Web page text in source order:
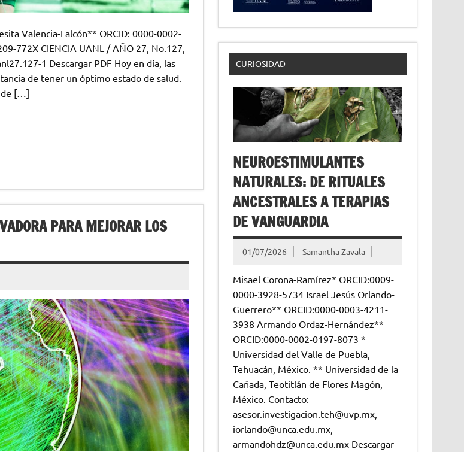
Valencia-Falcón** ORCID: 0000-0002-
772X CIENCIA UANL / AÑO 27, No.127,
1 Descargar PDF Hoy en día, las
de tener un óptimo estado de salud.
de […]
PARA MEJORAR LOS
CURIOSIDAD
NEUROESTIMULANTES
NATURALES: DE RITUALES
ANCESTRALES A TERAPIAS
DE VANGUARDIA
01/07/2026 Samantha Zavala
Misael Corona-Ramírez* ORCID:0009-
0000-3928-5734 Israel Jesús Orlando-
Guerrero** ORCID:0000-0003-4211-
3938 Armando Ordaz-Hernández**
ORCID:0000-0002-0197-8073 *
Universidad del Valle de Puebla,
Tehuacán, México. ** Universidad de la
Cañada, Teotitlán de Flores Magón,
México. Contacto:
asesor.investigacion.teh@uvp.mx,
iorlando@unca.edu.mx,
armandohdz@unca.edu.mx Descargar